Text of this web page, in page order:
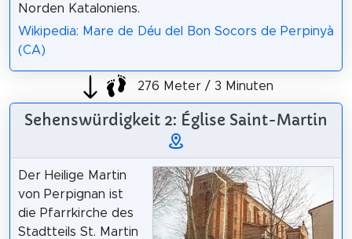
Norden Kataloniens.
Wikipedia: Mare de Déu del Bon Socors de Perpinyà
(CA)
276 Meter / 3 Minuten
Sehenswürdigkeit 2: Église Saint-Martin
Der Heilige Martin
von Perpignan ist
die Pfarrkirche des
Stadtteils St. Martin